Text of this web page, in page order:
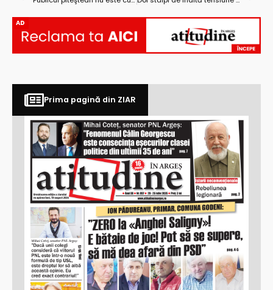
AD
Prima pagină din ZIAR